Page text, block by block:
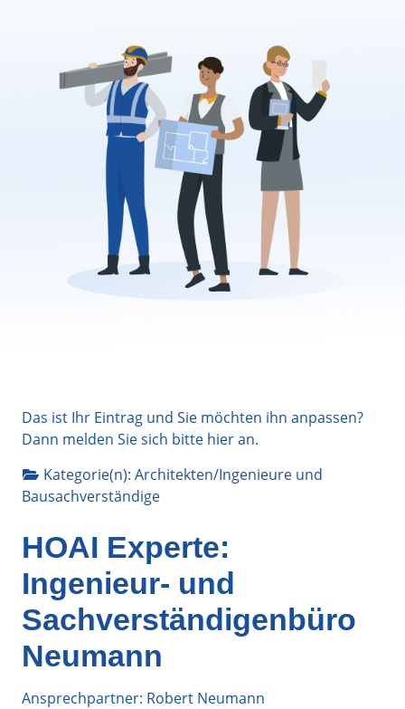
Das ist Ihr Eintrag und Sie möchten ihn anpassen?
Dann melden Sie sich bitte hieran.
Kategorie(n): Architekten/Ingenieure und
Bausachverständige
HOAI Experte:
Ingenieur- und
Sachverständigenbüro
Neumann
Ansprechpartner: Robert Neumann